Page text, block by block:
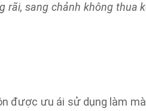
rãi, sang chảnh không thua
được ưu ái sử dụng làm